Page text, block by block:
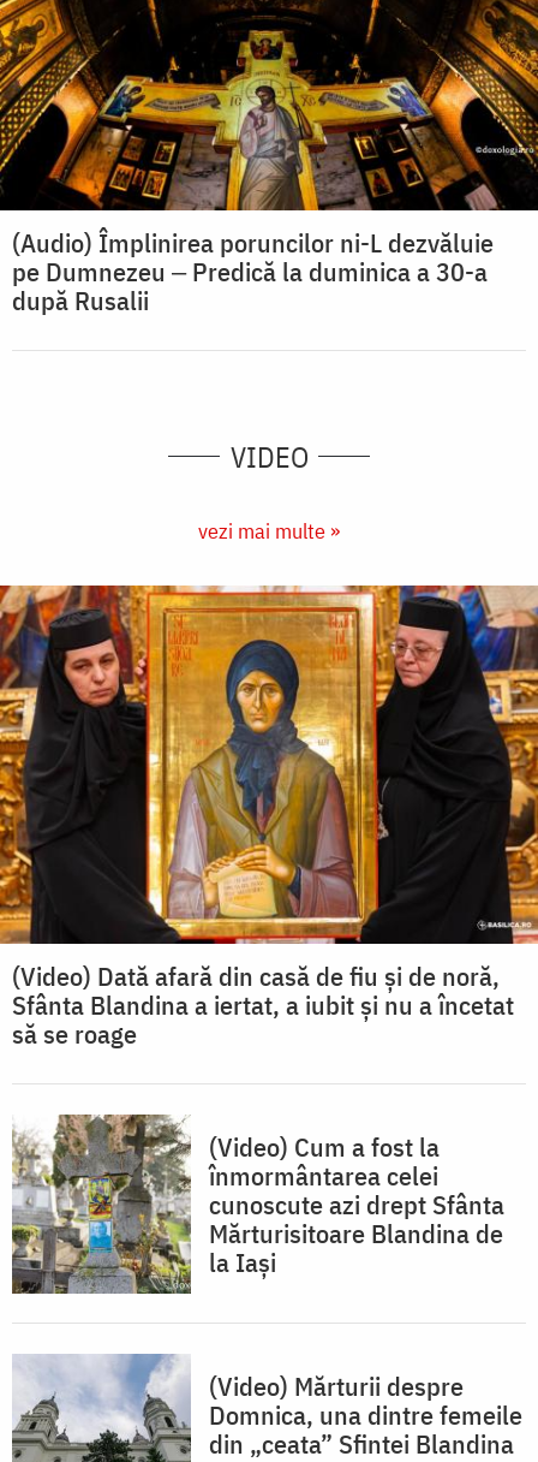
(Audio) Împlinirea poruncilor ni-L dezvăluie
pe Dumnezeu ‒ Predică la duminica a 30-a
după Rusalii
VIDEO
vezi mai multe »
(Video) Dată afară din casă de fiu și de noră,
Sfânta Blandina a iertat, a iubit și nu a încetat
să se roage
(Video) Cum a fost la
înmormântarea celei
cunoscute azi drept Sfânta
Mărturisitoare Blandina de
la Iași
(Video) Mărturii despre
Domnica, una dintre femeile
din „ceata” Sfintei Blandina